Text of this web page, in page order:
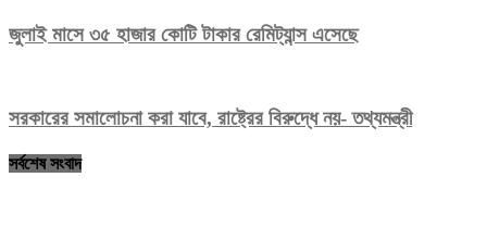
জুলাই মাসে ৩৫ হাজার কোটি টাকার রেমিট্যান্স এসেছে
সরকারের সমালোচনা করা যাবে, রাষ্ট্রের বিরুদ্ধে নয়- তথ্যমন্ত্রী
সর্বশেষ সংবাদ